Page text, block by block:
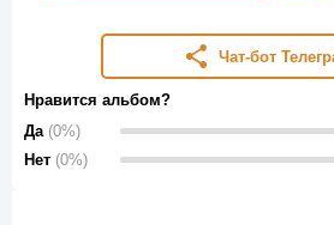
Чат-бот
Нравится альбом?
Да (0%)
Нет (0%)